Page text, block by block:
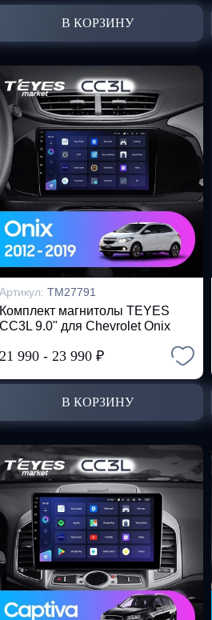
В КОРЗИНУ
Артикул: TM27791
Комплект магнитолы TEYES
CC3L 9.0" для Chevrolet Onix
21 990 - 23 990 ₽
В КОРЗИНУ